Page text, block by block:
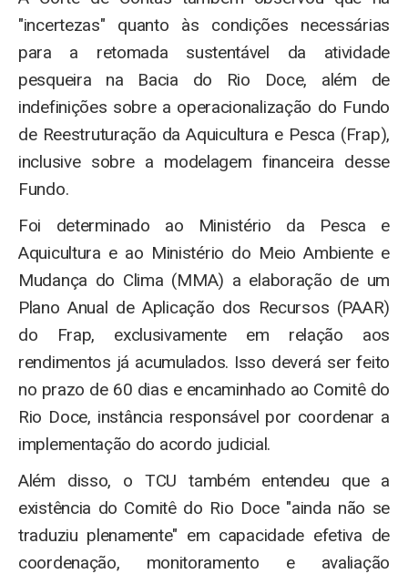
"incertezas" quanto às condições necessárias
para a retomada sustentável da atividade
pesqueira na Bacia do Rio Doce, além de
indefinições sobre a operacionalização do Fundo
de Reestruturação da Aquicultura e Pesca (Frap),
inclusive sobre a modelagem financeira desse
Fundo.
Foi determinado ao Ministério da Pesca e
Aquicultura e ao Ministério do Meio Ambiente e
Mudança do Clima (MMA) a elaboração de um
Plano Anual de Aplicação dos Recursos (PAAR)
do Frap, exclusivamente em relação aos
rendimentos já acumulados. Isso deverá ser feito
no prazo de 60 dias e encaminhado ao Comitê do
Rio Doce, instância responsável por coordenar a
implementação do acordo judicial.
Além disso, o TCU também entendeu que a
existência do Comitê do Rio Doce "ainda não se
traduziu plenamente" em capacidade efetiva de
coordenação, monitoramento e avaliação